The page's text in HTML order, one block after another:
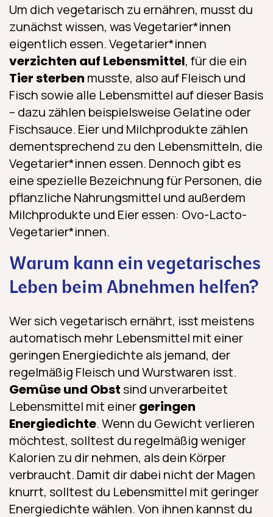
Um dich vegetarisch zu ernähren, musst du
zunächst wissen, was Vegetarier*innen
eigentlich essen. Vegetarier*innen
verzichten auf Lebensmittel, für die ein
Tier sterben musste, also auf Fleisch und
Fisch sowie alle Lebensmittel auf dieser Basis
– dazu zählen beispielsweise Gelatine oder
Fischsauce. Eier und Milchprodukte zählen
dementsprechend zu den Lebensmitteln, die
Vegetarier*innen essen. Dennoch gibt es
eine spezielle Bezeichnung für Personen, die
pflanzliche Nahrungsmittel und außerdem
Milchprodukte und Eier essen: Ovo-Lacto-
Vegetarier*innen.
Warum kann ein vegetarisches
Leben beim Abnehmen helfen?
Wer sich vegetarisch ernährt, isst meistens
automatisch mehr Lebensmittel mit einer
geringen Energiedichte als jemand, der
regelmäßig Fleisch und Wurstwaren isst.
Gemüse und Obstsind unverarbeitet
Lebensmittel mit einergeringen
Energiedichte. Wenn du Gewicht verlieren
möchtest, solltest du regelmäßig weniger
Kalorien zu dir nehmen, als dein Körper
verbraucht. Damit dir dabei nicht der Magen
knurrt, solltest du Lebensmittel mit geringer
Energiedichte wählen. Von ihnen kannst du